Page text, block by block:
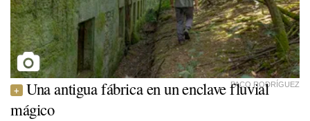
PACO RODRÍGUEZ
Una antigua fábrica en un enclave fluvial
mágico